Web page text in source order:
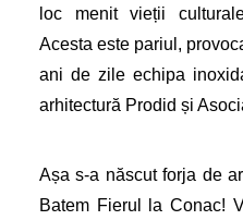
loc menit vieții
Acesta este pariul,
ani de zile echipa
arhitectură Prodid și
Așa s-a născut forja de
Batem Fierul la Conac!